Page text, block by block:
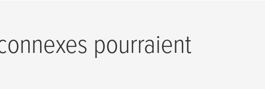
pourraient